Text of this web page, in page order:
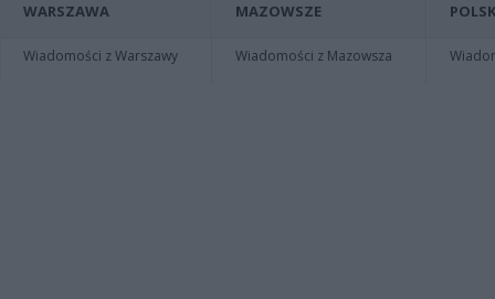
WARSZAWA
Wiadomości z Warszawy
MAZOWSZE
Wiadomości z Mazowsza